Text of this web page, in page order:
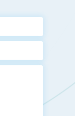
purpose
jou als leider
het team
Scans